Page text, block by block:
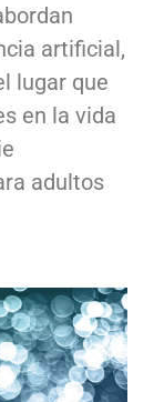
artificial,
lugar que
en la vida
adultos